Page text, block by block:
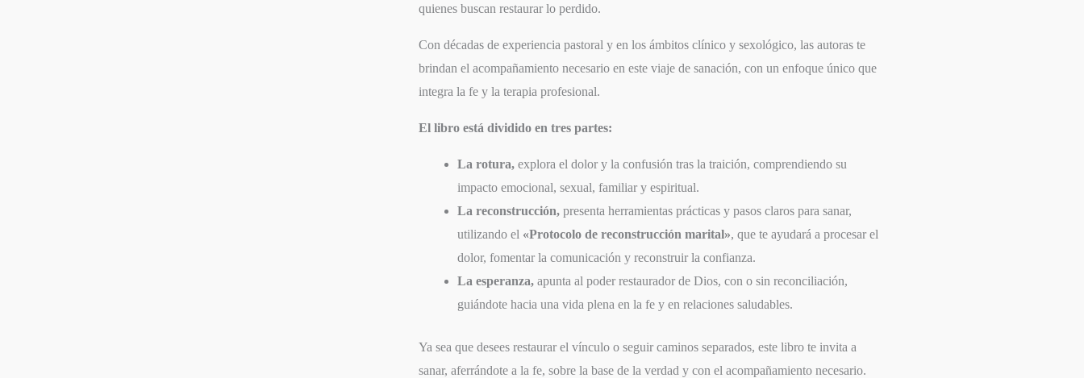
quienes buscan restaurar lo perdido.
Con décadas de experiencia pastoral y en los ámbitos clínico y sexológico, las autoras te
brindan el acompañamiento necesario en este viaje de sanación, con un enfoque único que
integra la fe y la terapia profesional.
El libro está dividido en tres partes:
La rotura, explora el dolor y la confusión tras la traición, comprendiendo su
impacto emocional, sexual, familiar y espiritual.
La reconstrucción, presenta herramientas prácticas y pasos claros para sanar,
utilizando el «Protocolo de reconstrucción marital», que te ayudará a procesar el
dolor, fomentar la comunicación y reconstruir la confianza.
La esperanza, apunta al poder restaurador de Dios, con o sin reconciliación,
guiándote hacia una vida plena en la fe y en relaciones saludables.
Ya sea que desees restaurar el vínculo o seguir caminos separados, este libro te invita a
sanar, aferrándote a la fe, sobre la base de la verdad y con el acompañamiento necesario.